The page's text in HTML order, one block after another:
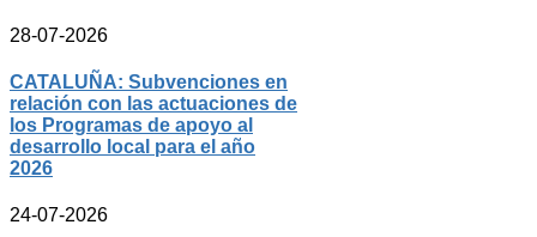
28-07-2026
CATALUÑA: Subvenciones en
relación con las actuaciones de
los Programas de apoyo al
desarrollo local para el año
2026
24-07-2026